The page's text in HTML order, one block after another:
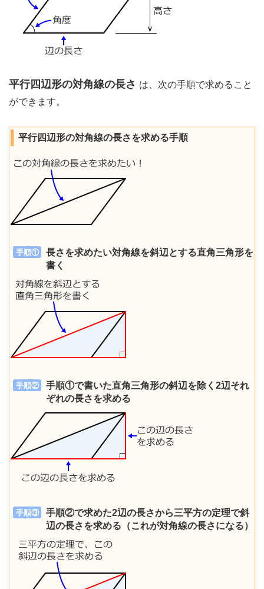
平行四辺形の対角線の長さ は、次の手順で求めること
ができます。
平行四辺形の対角線の長さを求める手順
手順①
長さを求めたい対角線を斜辺とする直角三角形を
書く
手順②
手順①で書いた直角三角形の斜辺を除く2辺それ
ぞれの長さを求める
手順③
手順②で求めた2辺の長さから三平方の定理で斜
辺の長さを求める（これが対角線の長さになる）